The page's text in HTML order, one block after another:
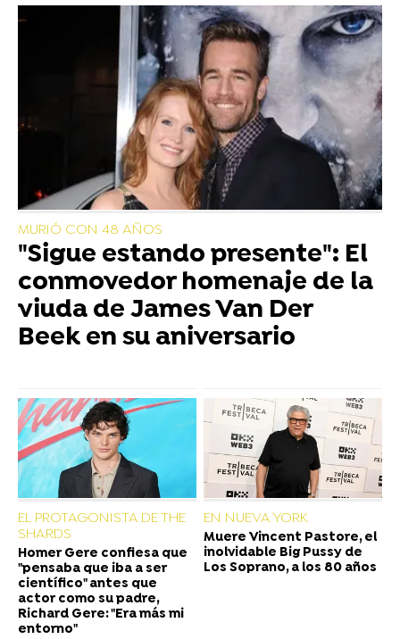
MURIÓ CON 48 AÑOS
"Sigue estando presente": El
conmovedor homenaje de la
viuda de James Van Der
Beek en su aniversario
EL PROTAGONISTA DE THE
SHARDS
Homer Gere confiesa que
"pensaba que iba a ser
científico" antes que
actor como su padre,
Richard Gere: "Era más mi
entorno"
EN NUEVA YORK
Muere Vincent Pastore, el
inolvidable Big Pussy de
Los Soprano, a los 80 años